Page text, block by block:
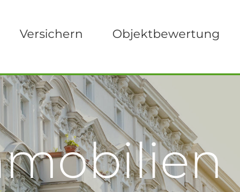
Versichern Objektbewertung